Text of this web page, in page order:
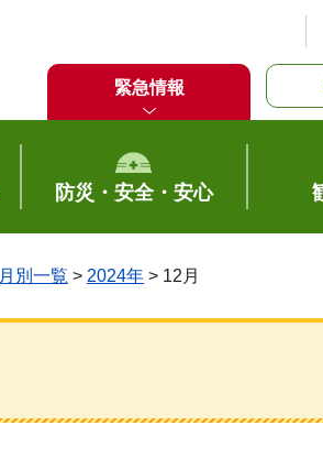
緊急情報
防災・安全・安心
月別一覧 > 2024年 > 12月